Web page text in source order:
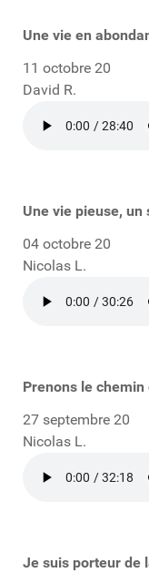
Une vie en
11 octobre 20
David R.
Une vie pieuse,
04 octobre 20
Nicolas L.
Prenons le
27 septembre 20
Nicolas L.
Je suis porteur de